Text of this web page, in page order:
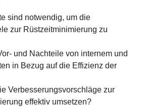
sind notwendig, um die
zur Rüstzeitminimierung zu
und Nachteile von internem und
in Bezug auf die Effizienz der
Verbesserungsvorschläge zur
effektiv umsetzen?